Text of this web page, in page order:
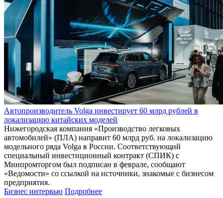
Автопроизводитель Volga инвестирует 60 млрд рублей в
локализацию китайских моделей
Нижегородская компания «Производство легковых
автомобилей» (ПЛА) направит 60 млрд руб. на локализацию
модельного ряда Volga в России. Соответствующий
специальный инвестиционный контракт (СПИК) с
Минпромторгом был подписан в феврале, сообщают
«Ведомости» со ссылкой на источники, знакомые с бизнесом
предприятия.
Бизнес интервью Подробнее